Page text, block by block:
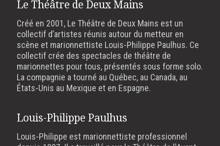
Le Théâtre de Deux Mains
Créé en 2001, Le Théâtre de Deux Mains est un
collectif d’artistes réunis autour du metteur en
scène et marionnettiste Louis-Philippe Paulhus. Ce
collectif crée des spectacles de théâtre de
marionnettes pour tous, présentés sous forme solo.
La compagnie a tourné au Québec, au Canada, au
États-Unis au Mexique et en Espagne.
Louis-Philippe Paulhus
Louis-Philippe est marionnettiste professionnel